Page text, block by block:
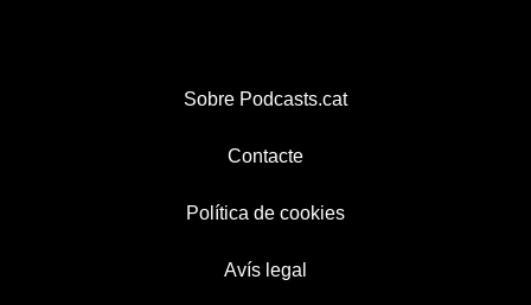
Sobre Podcasts.cat
Contacte
Política de cookies
Avís legal